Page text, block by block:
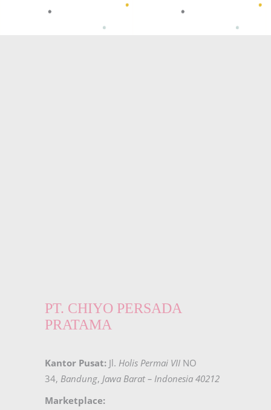
PT. CHIYO PERSADA
PRATAMA
Kantor Pusat: Jl. Holis Permai VII NO
34, Bandung, Jawa Barat – Indonesia 40212
Marketplace: